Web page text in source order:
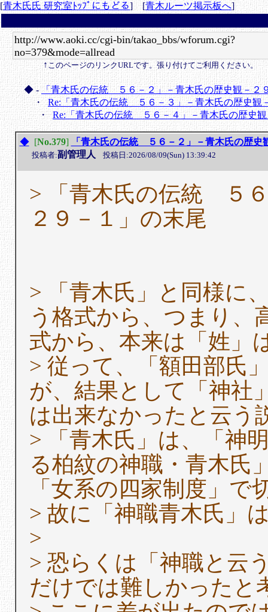
[青木氏氏 研究室ﾄｯﾌﾟにもどる] [青木ルーツ掲示板へ]
↑このページのリンクURLです。張り付けてご利用ください。
◆ - 「青木氏の伝統 ５６－２」－青木氏の歴史観－２
・Re:「青木氏の伝統 ５６－３」－青木氏の歴史観
・Re:「青木氏の伝統 ５６－４」－青木氏の歴史
◆ [No.379] 「青木氏の伝統 ５６－２」－青木氏の歴史
投稿者:副管理人 投稿日:2026/08/09(Sun) 13:39:42
> 「青木氏の伝統 ５
２９－１」の末尾
> 「青木氏」と同様に
う格式から、つまり、
式から、本来は「姓」
> 従って、「額田部氏
が、結果として「神社
は出来なかったと云う
> 「青木氏」は、「神
る柏紋の神職・青木氏
「女系の四家制度」で
> 故に「神職青木氏」
>
> 恐らくは「神職と云
だけでは難しかったと